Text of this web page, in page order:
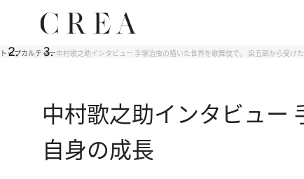
トップカルチャー中村歌之助インタビュー 手塚治虫の描いた世界を歌舞伎で。 染五郎から受け
中村歌之助インタビュー
自身の成長